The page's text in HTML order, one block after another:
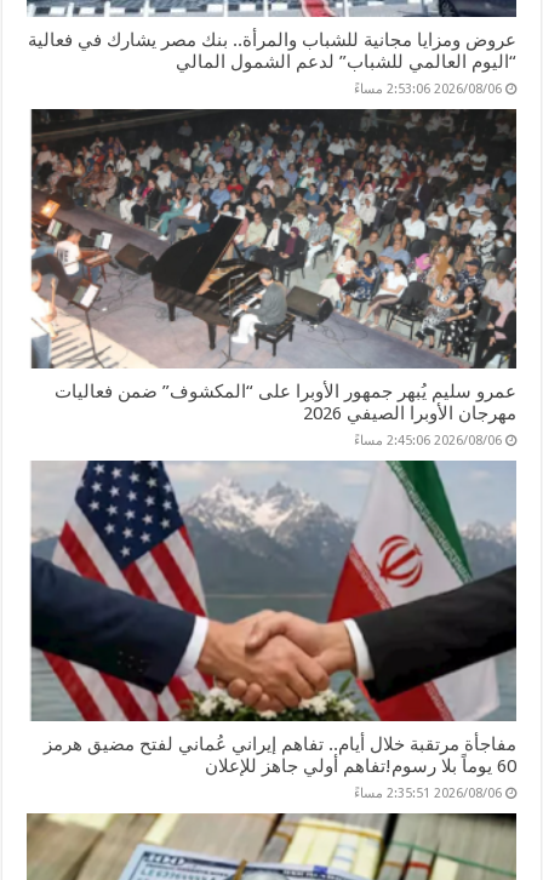
عروض ومزايا مجانية للشباب والمرأة.. بنك مصر يشارك في فعالية
“اليوم العالمي للشباب” لدعم الشمول المالي
2026/08/06 2:53:06 مساءً
عمرو سليم يُبهر جمهور الأوبرا على “المكشوف” ضمن فعاليات
مهرجان الأوبرا الصيفي 2026
2026/08/06 2:45:06 مساءً
مفاجأة مرتقبة خلال أيام.. تفاهم إيراني عُماني لفتح مضيق هرمز
60 يوماً بلا رسوم!تفاهم أولي جاهز للإعلان
2026/08/06 2:35:51 مساءً